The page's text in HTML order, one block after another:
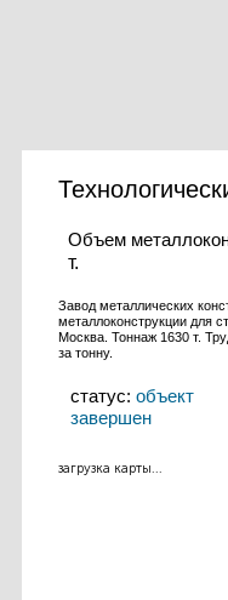
Объем
т.
Завод металлических
металлоконструкции для
Москва. Тоннаж 1630 т.
за тонну.
статус: объект
завершен
загрузка карты...